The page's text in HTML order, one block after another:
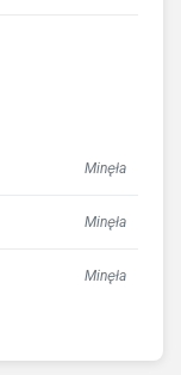
Minęła
Minęła
Minęła